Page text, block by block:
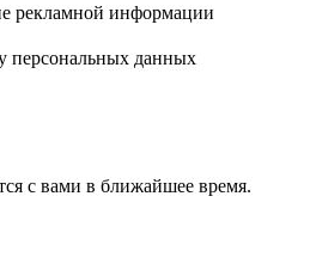
рекламной информации
персональных данных
с вами в ближайшее время.